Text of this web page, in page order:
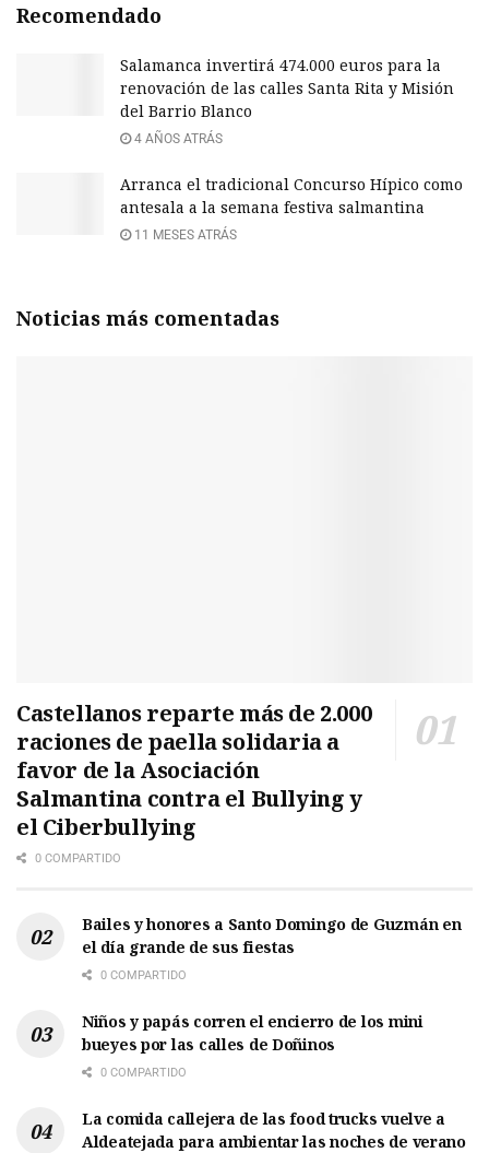
Recomendado
Salamanca invertirá 474.000 euros para la
renovación de las calles Santa Rita y Misión
del Barrio Blanco
4 AÑOS ATRÁS
Arranca el tradicional Concurso Hípico como
antesala a la semana festiva salmantina
11 MESES ATRÁS
Noticias más comentadas
Castellanos reparte más de 2.000
raciones de paella solidaria a
favor de la Asociación
Salmantina contra el Bullying y
el Ciberbullying
0 COMPARTIDO
Bailes y honores a Santo Domingo de Guzmán en
el día grande de sus fiestas
0 COMPARTIDO
Niños y papás corren el encierro de los mini
bueyes por las calles de Doñinos
0 COMPARTIDO
La comida callejera de las food trucks vuelve a
Aldeatejada para ambientar las noches de verano